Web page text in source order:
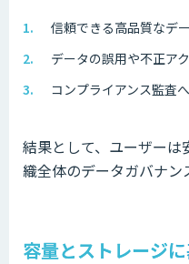
信頼できる高品質なデ
データの誤用や不正ア
コンプライアンス監査
結果として、ユーザーは
織全体のデータガバナン
容量とストレージ